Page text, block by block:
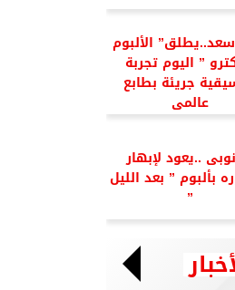
الألبوم
” اليوم تجربة
جريئة بطابع
عالمى
..يعود لإبهار
بألبوم ” بعد الليل
”